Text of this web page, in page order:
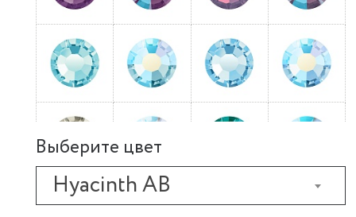
Выберите цвет
Hyacinth AB